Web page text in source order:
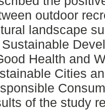
outdoor
landscape
Health and
Cities
of the study